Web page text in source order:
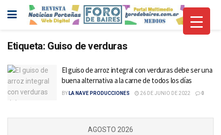
Etiqueta: Guiso de verduras
El guiso de arroz integral con verduras debe ser una
buena alternativa a la carne de todos los días
BY LA NAVE PRODUCCIONES 26 DE JUNIO DE 2022 0
AGOSTO 2026